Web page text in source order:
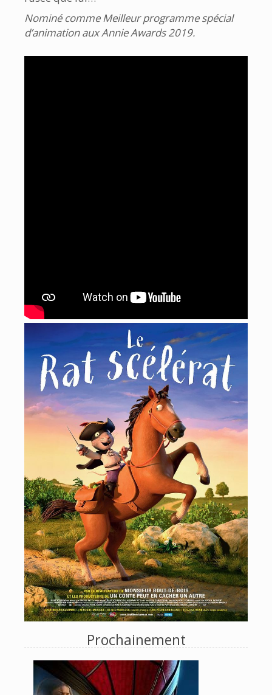
Nominé comme Meilleur programme spécial
d’animation aux Annie Awards 2019.
Prochainement